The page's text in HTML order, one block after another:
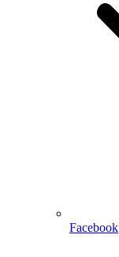
Facebook